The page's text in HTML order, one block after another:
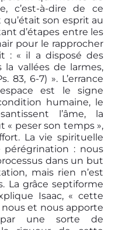
c’est-à-dire de ce
son esprit au
d’étapes entre les
pour le rapprocher
: « il a disposé des
vallées de larmes,
83, 6-7) ». L’errance
est le signe
humaine, le
l’âme, la
« peser son temps »,
La vie spirituelle
: nous
dans un but
mais rien n’est
La grâce septiforme
Isaac, « cette
et nous apporte
par une sorte de